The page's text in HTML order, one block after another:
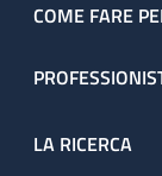
COME FARE
LA RICERCA